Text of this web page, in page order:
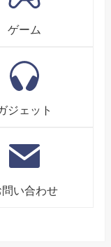
ゲーム
ジェット
問い合わせ